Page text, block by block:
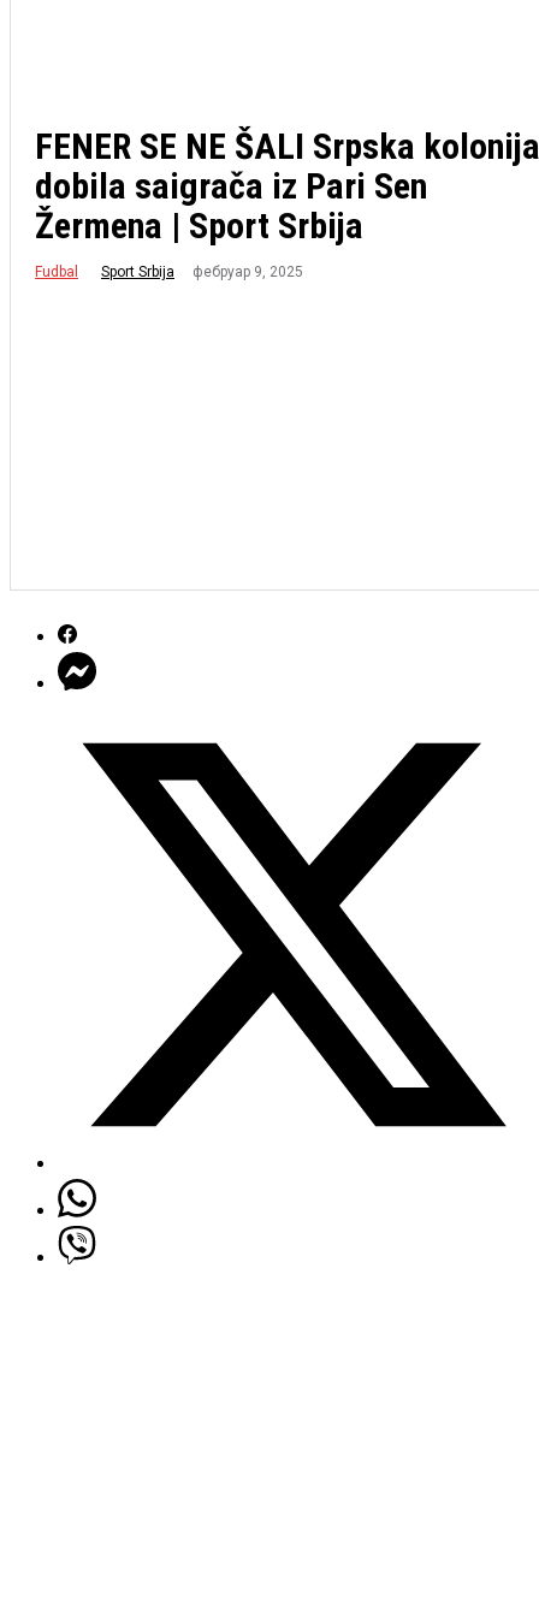
FENER SE NE ŠALI Srpska kolonija
dobila saigrača iz Pari Sen
Žermena | Sport Srbija
Fudbal Sport Srbija фебруар 9, 2025